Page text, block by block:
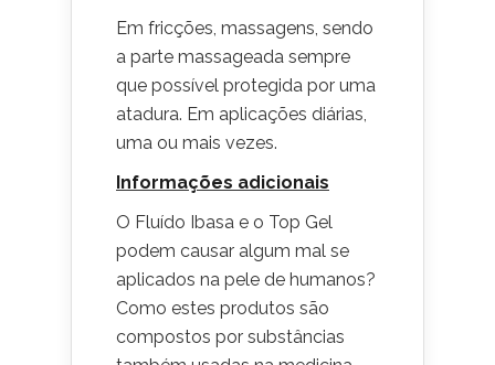
Em fricções, massagens, sendo
a parte massageada sempre
que possível protegida por uma
atadura. Em aplicações diárias,
uma ou mais vezes.
Informações adicionais
O Fluído Ibasa e o Top Gel
podem causar algum mal se
aplicados na pele de humanos?
Como estes produtos são
compostos por substâncias